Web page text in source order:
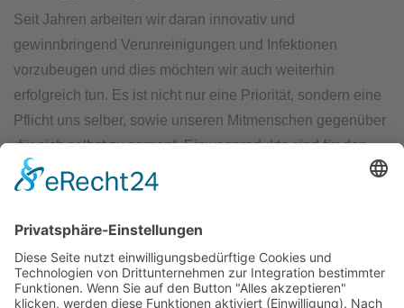
Seit Jahren arbeiten wir daran innovativ und
gewinnbringend Verunreinigungen und Infektionen
vorzubeugen und dies möchten wir auch weiterhin
erfolgreich tun. Es ist nicht nur eine Priorität, sondern eine
Pflicht uns selber, sowie unseren Mitmenschen gegenüber
„für sich selbst zu sorgen“. Einwegprodukte sind für den
persönlichen Schutz unabdingbar und eignen sich enorm
dazu. Unsere Hoffnung ist, dass wir mit unserer Arbeit dies
für alle etwas leichter machen können!
Ähnliche Produkte